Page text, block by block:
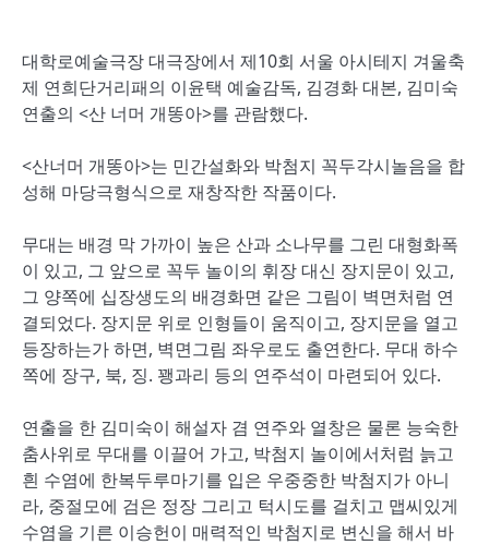
대학로예술극장 대극장에서 제10회 서울 아시테지 겨울축
제 연희단거리패의 이윤택 예술감독, 김경화 대본, 김미숙
연출의 <산 너머 개똥아>를 관람했다.
<산너머 개똥아>는 민간설화와 박첨지 꼭두각시놀음을 합
성해 마당극형식으로 재창작한 작품이다.
무대는 배경 막 가까이 높은 산과 소나무를 그린 대형화폭
이 있고, 그 앞으로 꼭두 놀이의 휘장 대신 장지문이 있고,
그 양쪽에 십장생도의 배경화면 같은 그림이 벽면처럼 연
결되었다. 장지문 위로 인형들이 움직이고, 장지문을 열고
등장하는가 하면, 벽면그림 좌우로도 출연한다. 무대 하수
쪽에 장구, 북, 징. 꽹과리 등의 연주석이 마련되어 있다.
연출을 한 김미숙이 해설자 겸 연주와 열창은 물론 능숙한
춤사위로 무대를 이끌어 가고, 박첨지 놀이에서처럼 늙고
흰 수염에 한복두루마기를 입은 우중중한 박첨지가 아니
라, 중절모에 검은 정장 그리고 턱시도를 걸치고 맵씨있게
수염을 기른 이승헌이 매력적인 박첨지로 변신을 해서 바